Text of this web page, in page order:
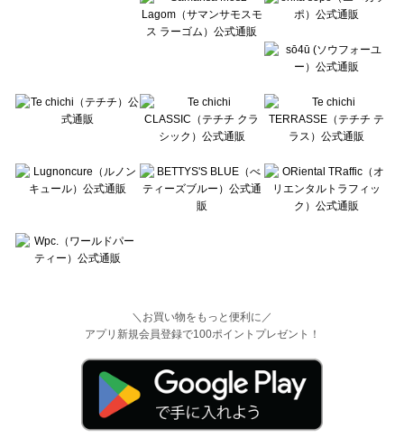
＼お買い物をもっと便利に／
アプリ新規会員登録で100ポイントプレゼント！